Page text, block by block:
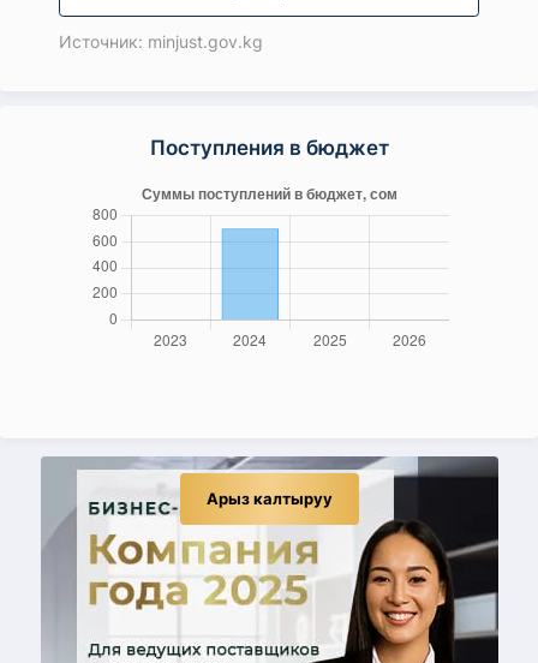
Источник: minjust.gov.kg
Поступления в бюджет
Арыз калтыруу